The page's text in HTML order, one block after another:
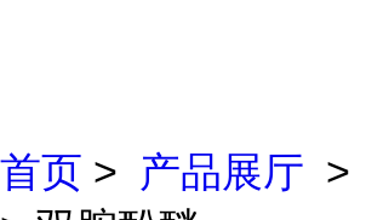
首页 > 产品展厅 >